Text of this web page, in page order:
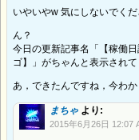
いやいやw 気にしないでく
ん？
今日の更新記事名「【稼働
ゴ】」がちゃんと表示されて
あ，できたんですね，今わ
まちゃ より:
2015年6月26日 12:07